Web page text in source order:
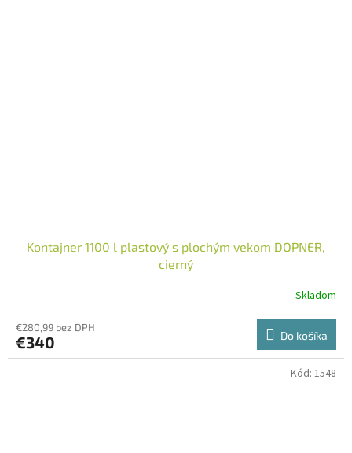
Kontajner 1100 l plastový s plochým vekom DOPNER,
cierný
Skladom
€280,99 bez DPH
€340 Do košíka
Kód: 1548